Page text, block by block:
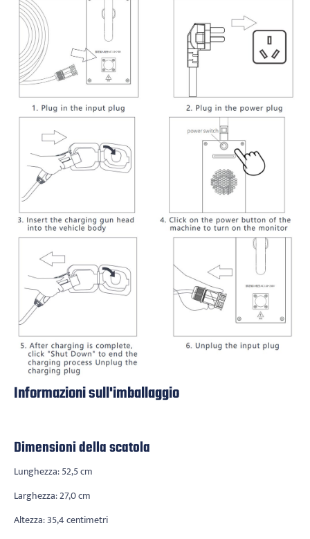
Informazioni sull'imballaggio
Dimensioni della scatola
Lunghezza: 52,5 cm
Larghezza: 27,0 cm
Altezza: 35,4 centimetri